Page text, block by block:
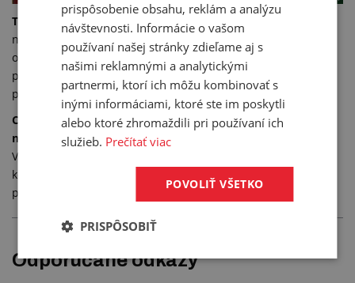
TIP:
Určite nám pomôže, ak nám pri hľadaní optimálnej
náhrady poškodeného pôvodného dopravného pásu z PVC
oznámite množstvo materiálu, ktoré na dopravníkovom páse
prepravujete (t/hod). Tento údaj nám poslúži na posúdenie
predpokladaného zaťaženia pásu.
Chcete Váš dopravníkový pás sprevádzkovať čo najlepšie a
najrýchlejšie?
Využite náš dokonalý
kontaktujte na čísle +421 249 683 813. Radi Vám poradíme a
pomôžeme.
Odporúčané odkazy
prispôsobenie obsahu, reklám a analýzu
návštevnosti. Informácie o vašom
používaní našej stránky zdieľame aj s
našimi reklamnými a analytickými
partnermi, ktorí ich môžu kombinovať s
inými informáciami, ktoré ste im poskytli
alebo ktoré zhromaždili pri používaní ich
služieb. Prečítať viac
POVOLIŤ VŠETKO
PRISPÔSOBIŤ